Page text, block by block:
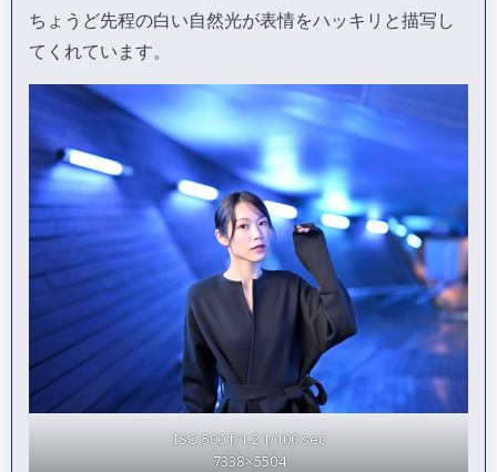
ちょうど先程の白い自然光が表情をハッキリと描写し
てくれています。
ISO 500 f/1.2 1/100 sec
7338 × 5504